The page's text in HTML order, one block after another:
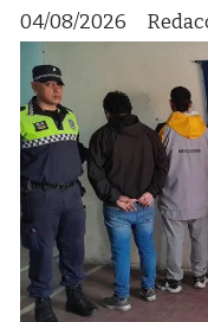
04/08/2026